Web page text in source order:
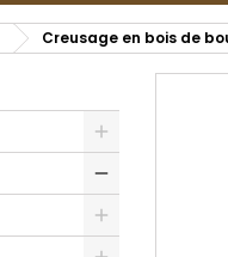
Creusage en bois de